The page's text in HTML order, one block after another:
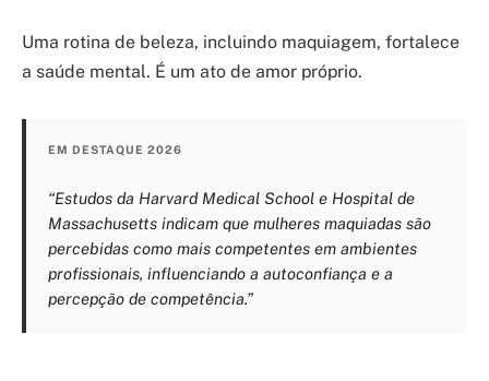
Uma rotina de beleza, incluindo maquiagem, fortalece
a saúde mental. É um ato de amor próprio.
EM DESTAQUE 2026
“Estudos da Harvard Medical School e Hospital de
Massachusetts indicam que mulheres maquiadas são
percebidas como mais competentes em ambientes
profissionais, influenciando a autoconfiança e a
percepção de competência.”